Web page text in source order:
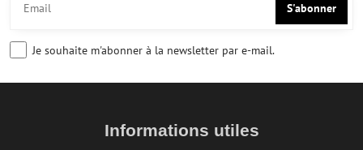
S'abonner
Je souhaite m'abonner à la newsletter par e-mail.
Informations utiles